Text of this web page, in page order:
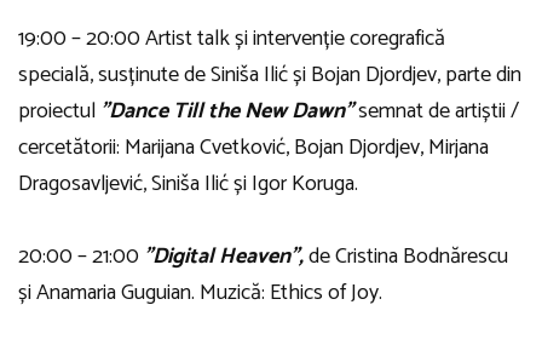
19:00 – 20:00 Artist talk și intervenție coregrafică
specială, susținute de Siniša Ilić și Bojan Djordjev, parte din
proiectul ”Dance Till the New Dawn”semnat de artiștii /
cercetătorii: Marijana Cvetković, Bojan Djordjev, Mirjana
Dragosavljević, Siniša Ilić și Igor Koruga.
20:00 – 21:00 ”Digital Heaven”,de Cristina Bodnărescu
și Anamaria Guguian. Muzică: Ethics of Joy.